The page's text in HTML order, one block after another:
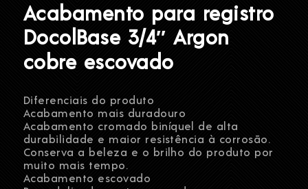
Acabamento para registro
DocolBase 3/4″ Argon
cobre escovado
Diferenciais do produto
Acabamento mais duradouro
Acabamento cromado biníquel de alta
durabilidade e maior resistência à corrosão.
Conserva a beleza e o brilho do produto por
muito mais tempo.
Acabamento escovado